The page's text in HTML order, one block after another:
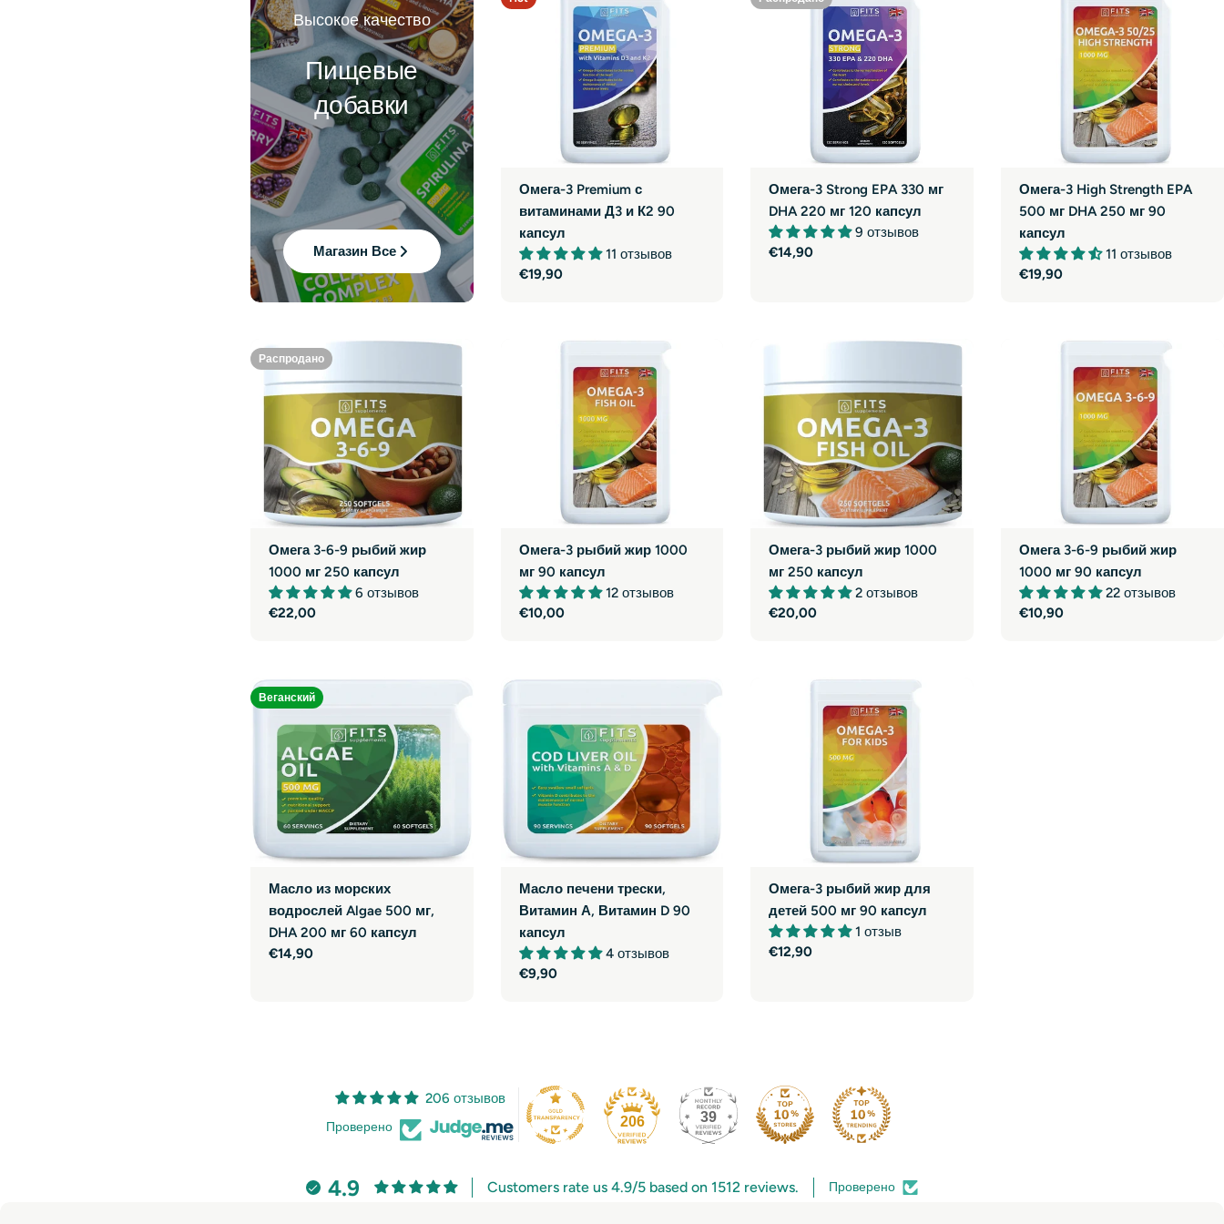
Высокое качество
Пищевые
добавки
Магазин Все
Омега-3 Premium с
витаминами Д3 и К2 90
капсул
11 отзывов
Обычная
€19,90
Омега-3 Strong EPA 330 мг
DHA 220 мг 120 капсул
9 отзывов
Обычная
€14,90
Омега-3 High Strength EPA
500 мг DHA 250 мг 90
капсул
11 отзывов
Обычная
€19,90
Распродано
Омега 3-6-9 рыбий жир
1000 мг 250 капсул
6 отзывов
Обычная
€22,00
Омега-3 рыбий жир 1000
мг 90 капсул
12 отзывов
Обычная
€10,00
Омега-3 рыбий жир 1000
мг 250 капсул
2 отзывов
Обычная
€20,00
Омега 3-6-9 рыбий жир
1000 мг 90 капсул
22 отзывов
Обычная
€10,90
Веганский
Масло из морских
водрослей Algae 500 мг,
DHA 200 мг 60 капсул
Обычная
€14,90
Масло печени трески,
Витамин А, Витамин D 90
капсул
4 отзывов
Обычная
€9,90
Омега-3 рыбий жир для
детей 500 мг 90 капсул
1 отзыв
Обычная
€12,90
206 отзывов
Проверено 206 39
4.9 Customers rate us 4.9/5 based on 1512 reviews. Проверено